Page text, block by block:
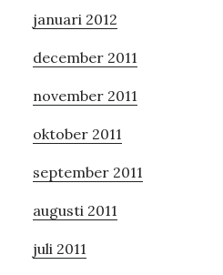
januari 2012
december 2011
november 2011
oktober 2011
september 2011
augusti 2011
juli 2011